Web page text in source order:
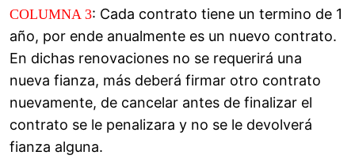
COLUMNA 3: Cada contrato tiene un termino de 1
año, por ende anualmente es un nuevo contrato.
En dichas renovaciones no se requerirá una
nueva fianza, más deberá firmar otro contrato
nuevamente, de cancelar antes de finalizar el
contrato se le penalizara y no se le devolverá
fianza alguna.